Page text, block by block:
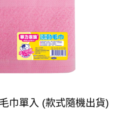
巾單入 (款式隨機出貨)